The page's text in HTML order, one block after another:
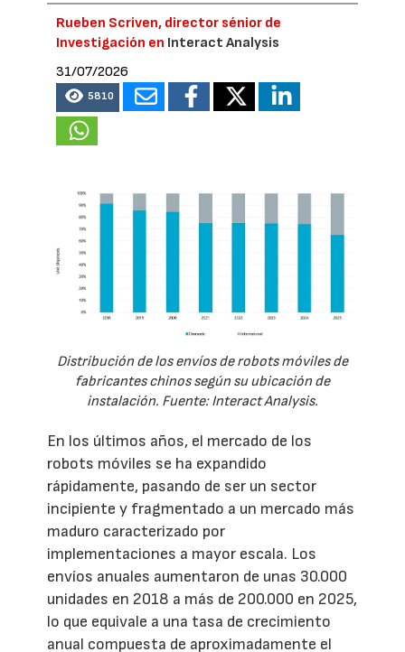
Rueben Scriven, director sénior de
Investigación en Interact Analysis
31/07/2026
5810
Distribución de los envíos de robots móviles de
fabricantes chinos según su ubicación de
instalación. Fuente: Interact Analysis.
En los últimos años, el mercado de los
robots móviles se ha expandido
rápidamente, pasando de ser un sector
incipiente y fragmentado a un mercado más
maduro caracterizado por
implementaciones a mayor escala. Los
envíos anuales aumentaron de unas 30.000
unidades en 2018 a más de 200.000 en 2025,
lo que equivale a una tasa de crecimiento
anual compuesta de aproximadamente el